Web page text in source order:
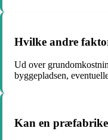
Hvilke andre
Ud over
byggepladsen,
Kan en